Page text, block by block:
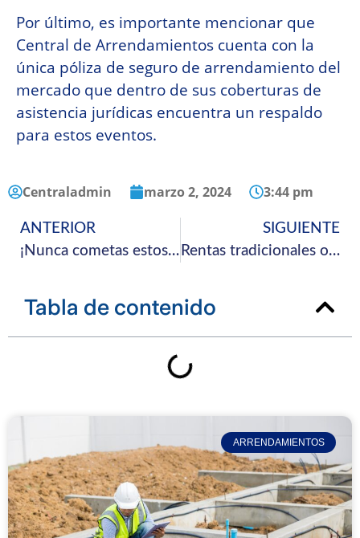
Por último, es importante mencionar que
Central de Arrendamientos cuenta con la
única póliza de seguro de arrendamiento del
mercado que dentro de sus coberturas de
asistencia jurídicas encuentra un respaldo
para estos eventos.
Centraladmin marzo 2, 2024 3:44 pm
ANTERIOR
¡Nunca cometas estos errores al arrendar un inmueble!
SIGUIENTE
Rentas tradicionales o rentas cortas ¿cuál es la mejor opción?
Tabla de contenido
ARRENDAMIENTOS